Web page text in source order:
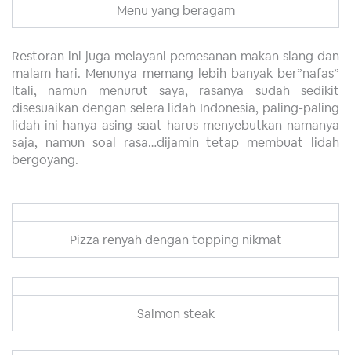
Menu yang beragam
Restoran ini juga melayani pemesanan makan siang dan
malam hari. Menunya memang lebih banyak ber”nafas”
Itali, namun menurut saya, rasanya sudah sedikit
disesuaikan dengan selera lidah Indonesia, paling-paling
lidah ini hanya asing saat harus menyebutkan namanya
saja, namun soal rasa…dijamin tetap membuat lidah
bergoyang.
Pizza renyah dengan topping nikmat
Salmon steak